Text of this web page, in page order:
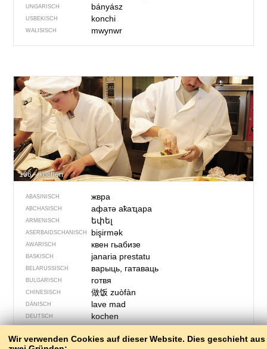
UNGARISCH bányász
USBEKISCH konchi
WALISISCH mwynwr
166 – kochen
ABASINISCH жвра
ABCHASISCH афатә аҟаҵара
ARMENISCH եփել
ASERBAIDSCHANISCH bişirmək
AWARISCH квен гьабизе
BASKISCH janaria prestatu
BELARUSSISCH варыць, гатаваць
BULGARISCH готвя
CHINESISCH 做饭zuòfàn
DÄNISCH lave mad
DEUTSCH kochen
to cook
ERSJA-MORDWINISCH пидемс
Wir verwenden Cookies auf dieser Website. Dies geschieht aus